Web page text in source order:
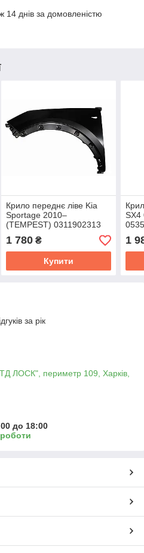
днів за домовленістю
Крило переднє ліве Kia
Sportage 2010–
(TEMPEST) 0311902313
1 780₴
Купити
SX4
1
за рік
ЛОСК", периметр 109, Харків,
до 18:00